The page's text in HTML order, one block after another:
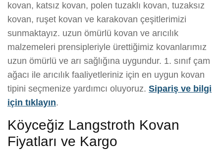
kovan, katsız kovan, polen tuzaklı kovan, tuzaksız
kovan, ruşet kovan ve karakovan çeşitlerimizi
sunmaktayız. uzun ömürlü kovan ve arıcılık
malzemeleri prensipleriyle ürettiğimiz kovanlarımız
uzun ömürlü ve arı sağlığına uygundur. 1. sınıf çam
ağacı ile arıcılık faaliyetleriniz için en uygun kovan
tipini seçmenize yardımcı oluyoruz. Sipariş ve bilgi
için tıklayın.
Köyceğiz Langstroth Kovan
Fiyatları ve Kargo